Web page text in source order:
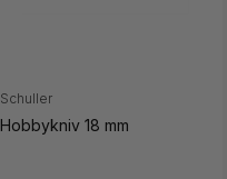
Schuller
Hobbykniv 18 mm